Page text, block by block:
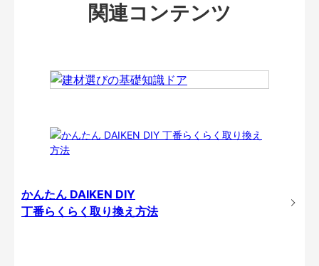
関連コンテンツ
かんたん DAIKEN DIY
丁番らくらく取り換え方法